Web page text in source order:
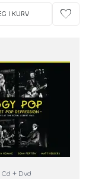
I KURV favorite
Cd + Dvd